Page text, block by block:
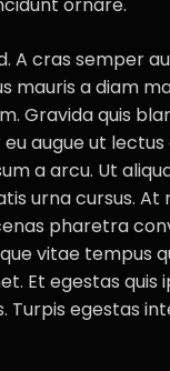
ornare.
A cras semper
mauris a diam
Gravida quis
augue ut
a arcu. Ut
urna cursus. At
pharetra
vitae tempus
Et egestas quis
Turpis egestas